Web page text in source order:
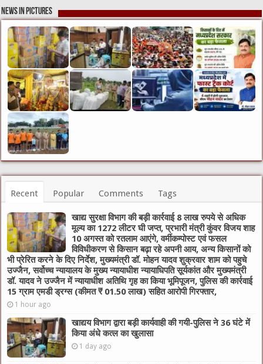
News in Pictures
Recent Popular Comments Tags
खाद्य सुरक्षा विभाग की बड़ी कार्रवाई 8 लाख रुपये से अधिक
मूल्य का 1272 लीटर घी जप्त, प्रभारी मंत्री कुंवर विजय शाह
10 अगस्त को रतलाम आएंगे, वर्मीकम्पोस्ट एवं फसल
विविधीकरण से किसान बढ़ा रहे अपनी आय, अन्य किसानों को
भी प्रेरित करने के दिए निर्देश, मुख्यमंत्री डॉ. मोहन यादव शुक्रवार शाम को पहुचे
उज्जैन, सर्वोच्च न्यायालय के मुख्‍य न्‍यायाधीश न्यायाधिपति सूर्यकांत और मुख्यमंत्री
डॉ. यादव ने उज्जैन में न्यायाधीश अतिथि गृह का किया भूमिपूजन, पुलिस की कार्रवाई
15 ग्राम एमडी ड्रग्स (कीमत ₹ 01.50 लाख) सहित आरोपी गिरफ्तार,
1 hour ago
खाद्यय विभाग द्वारा बड़ी कार्यवाही की गयी-पुलिस ने 36 घंटे में
किया अंधे कत्ल का खुलासा
1 day ago